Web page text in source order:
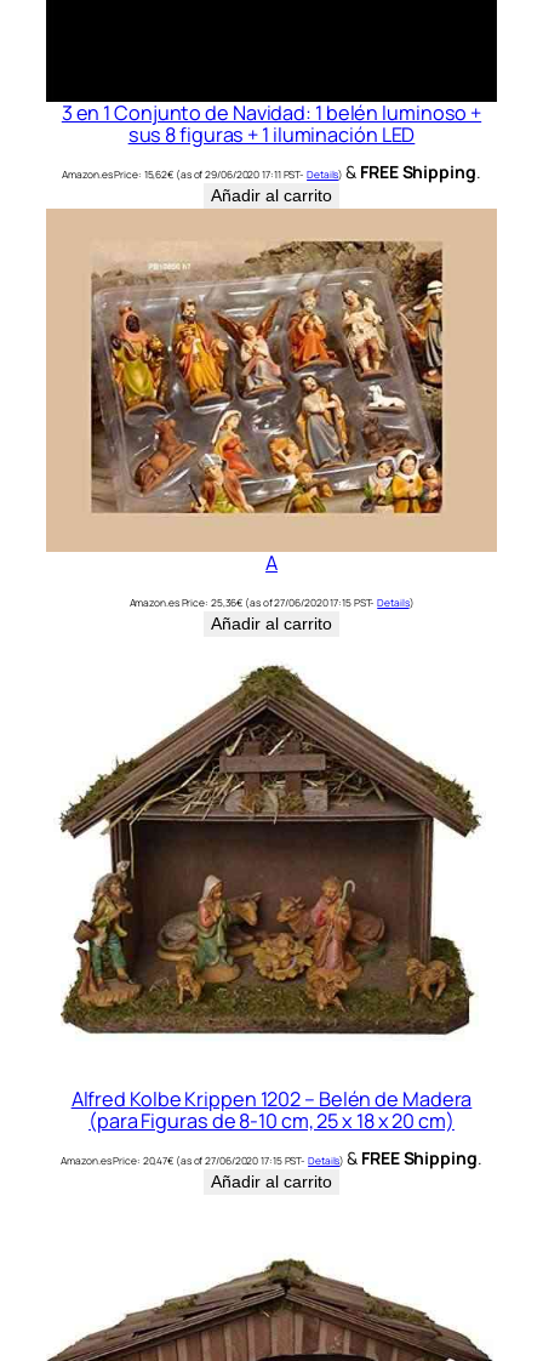
3 en 1 Conjunto de Navidad: 1 belén luminoso +
sus 8 figuras + 1 iluminación LED
Amazon.es Price: 15,62€ (as of 29/06/2020 17:11 PST-Details)& FREE Shipping.
Añadir al carrito
A
Amazon.es Price: 25,36€ (as of 27/06/2020 17:15 PST-Details)
Añadir al carrito
Alfred Kolbe Krippen 1202 – Belén de Madera
(para Figuras de 8-10 cm, 25 x 18 x 20 cm)
Amazon.es Price: 20,47€ (as of 27/06/2020 17:15 PST-Details)& FREE Shipping.
Añadir al carrito